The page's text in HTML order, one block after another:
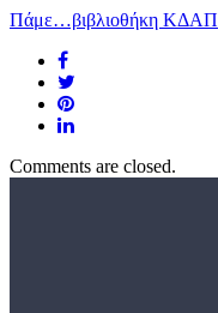
Πάμε…βιβλιοθήκη ΚΔΑΠ
Comments are closed.